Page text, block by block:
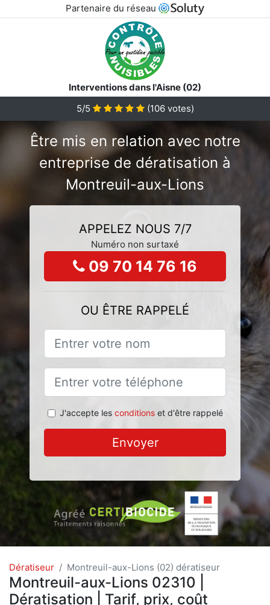
Partenaire du réseau
Interventions dans l'Aisne (02)
5/5
(106votes)
Être mis en relation avec notre
entreprise de dératisation à
Montreuil-aux-Lions
APPELEZ NOUS 7/7
Numéro non surtaxé
09 70 14 76 16
OU ÊTRE RAPPELÉ
J'accepte les conditionset d'être rappelé
Envoyer
Dératiseur Montreuil-aux-Lions (02) dératiseur
Montreuil-aux-Lions 02310 |
Dératisation | Tarif, prix, coût